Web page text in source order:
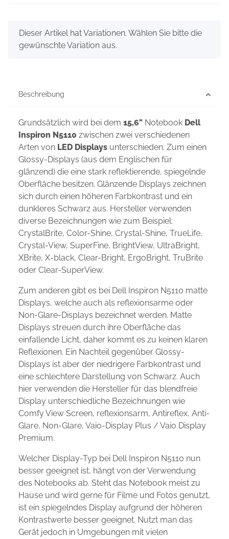
x
Dieser Artikel hat Variationen. Wählen Sie bitte die
gewünschte Variation aus.
Beschreibung
Grundsätzlich wird bei dem 15,6" Notebook Dell
Inspiron N5110 zwischen zwei verschiedenen
Arten von LED Displays unterschieden. Zum einen
Glossy-Displays (aus dem Englischen für
glänzend) die eine stark reflektierende, spiegelnde
Oberfläche besitzen. Glänzende Displays zeichnen
sich durch einen höheren Farbkontrast und ein
dunkleres Schwarz aus. Hersteller verwenden
diverse Bezeichnungen wie zum Beispiel:
CrystalBrite, Color-Shine, Crystal-Shine, TrueLife,
Crystal-View, SuperFine, BrightView, UltraBright,
XBrite, X-black, Clear-Bright, ErgoBright, TruBrite
oder Clear-SuperView.
Zum anderen gibt es bei Dell Inspiron N5110 matte
Displays, welche auch als reflexionsarme oder
Non-Glare-Displays bezeichnet werden. Matte
Displays streuen durch ihre Oberfläche das
einfallende Licht, daher kommt es zu keinen klaren
Reflexionen. Ein Nachteil gegenüber Glossy-
Displays ist aber der niedrigere Farbkontrast und
eine schlechtere Darstellung von Schwarz. Auch
hier verwenden die Hersteller für das blendfreie
Display unterschiedliche Bezeichnungen wie
Comfy View Screen, reflexionsarm, Antireflex, Anti-
Glare, Non-Glare, Vaio-Display Plus / Vaio Display
Premium.
Welcher Display-Typ bei Dell Inspiron N5110 nun
besser geeignet ist, hängt von der Verwendung
des Notebooks ab. Steht das Notebook meist zu
Hause und wird gerne für Filme und Fotos genutzt,
ist ein spiegelndes Display aufgrund der höheren
Kontrastwerte besser geeignet. Nutzt man das
Gerät jedoch in Umgebungen mit vielen